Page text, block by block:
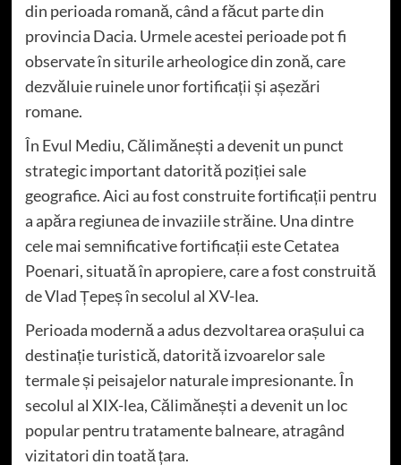
din perioada romană, când a făcut parte din
provincia Dacia. Urmele acestei perioade pot fi
observate în siturile arheologice din zonă, care
dezvăluie ruinele unor fortificații și așezări
romane.
În Evul Mediu, Călimănești a devenit un punct
strategic important datorită poziției sale
geografice. Aici au fost construite fortificații pentru
a apăra regiunea de invaziile străine. Una dintre
cele mai semnificative fortificații este Cetatea
Poenari, situată în apropiere, care a fost construită
de Vlad Țepeș în secolul al XV-lea.
Perioada modernă a adus dezvoltarea orașului ca
destinație turistică, datorită izvoarelor sale
termale și peisajelor naturale impresionante. În
secolul al XIX-lea, Călimănești a devenit un loc
popular pentru tratamente balneare, atragând
vizitatori din toată țara.